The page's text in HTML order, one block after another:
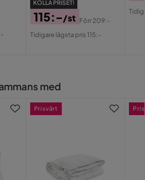
KOLLA PRISET!
Pris
115:-/st
Original
Förr209:-
Tidigare lägsta pris 115:-
med
Prisvärt